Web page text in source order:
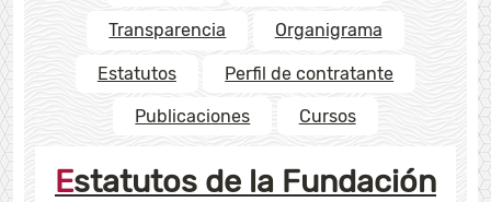
Transparencia Organigrama
Estatutos Perfil de contratante
Publicaciones Cursos
Estatutos de la Fundación